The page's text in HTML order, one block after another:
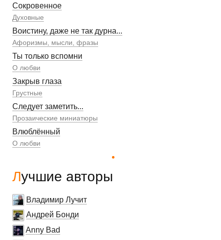
Сокровенное
Духовные
Воистину, даже не так дурна...
Афоризмы, мысли, фразы
Ты только вспомни
О любви
Закрыв глаза
Грустные
Следует заметить...
Прозаические миниатюры
Влюблённый
О любви
Лучшие авторы
Владимир Лучит
Андрей Бонди
Anny Bad